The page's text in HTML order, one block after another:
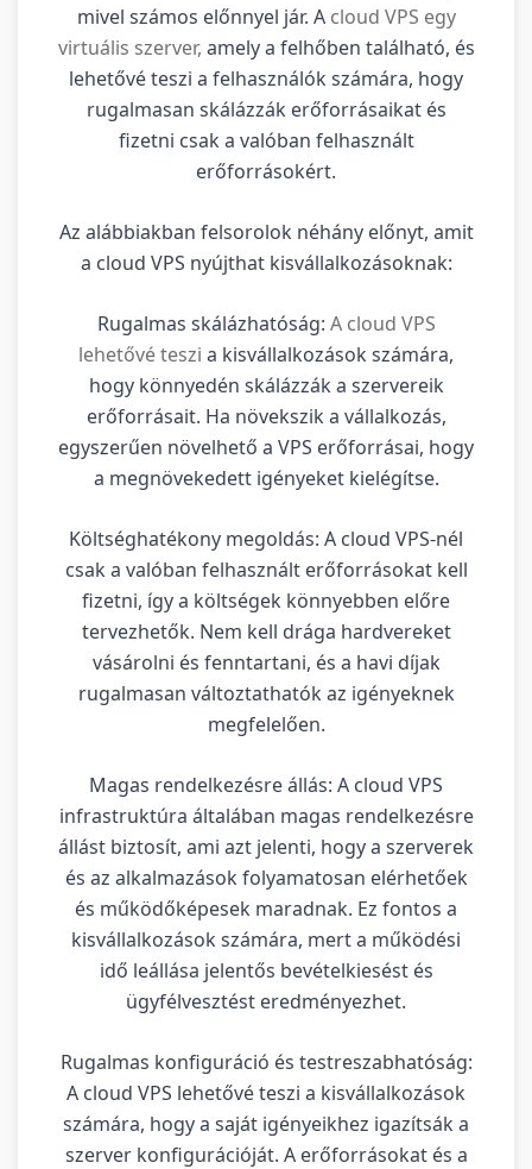
mivel számos előnnyel jár. A cloud VPS egy
virtuális szerver, amely a felhőben található, és
lehetővé teszi a felhasználók számára, hogy
rugalmasan skálázzák erőforrásaikat és
fizetni csak a valóban felhasznált
erőforrásokért.
Az alábbiakban felsorolok néhány előnyt, amit
a cloud VPS nyújthat kisvállalkozásoknak:
Rugalmas skálázhatóság: A cloud VPS
lehetővé teszi a kisvállalkozások számára,
hogy könnyedén skálázzák a szervereik
erőforrásait. Ha növekszik a vállalkozás,
egyszerűen növelhető a VPS erőforrásai, hogy
a megnövekedett igényeket kielégítse.
Költséghatékony megoldás: A cloud VPS-nél
csak a valóban felhasznált erőforrásokat kell
fizetni, így a költségek könnyebben előre
tervezhetők. Nem kell drága hardvereket
vásárolni és fenntartani, és a havi díjak
rugalmasan változtathatók az igényeknek
megfelelően.
Magas rendelkezésre állás: A cloud VPS
infrastruktúra általában magas rendelkezésre
állást biztosít, ami azt jelenti, hogy a szerverek
és az alkalmazások folyamatosan elérhetőek
és működőképesek maradnak. Ez fontos a
kisvállalkozások számára, mert a működési
idő leállása jelentős bevételkiesést és
ügyfélvesztést eredményezhet.
Rugalmas konfiguráció és testreszabhatóság:
A cloud VPS lehetővé teszi a kisvállalkozások
számára, hogy a saját igényeikhez igazítsák a
szerver konfigurációját. A erőforrásokat és a